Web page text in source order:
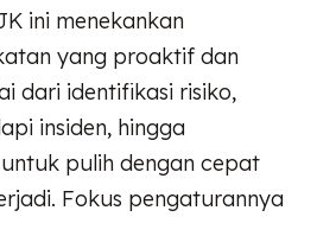
ini menekankan
yang proaktif dan
dari identifikasi risiko,
insiden, hingga
pulih dengan cepat
Fokus pengaturannya